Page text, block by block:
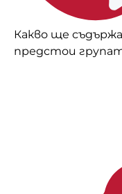
Какво ще
предстои